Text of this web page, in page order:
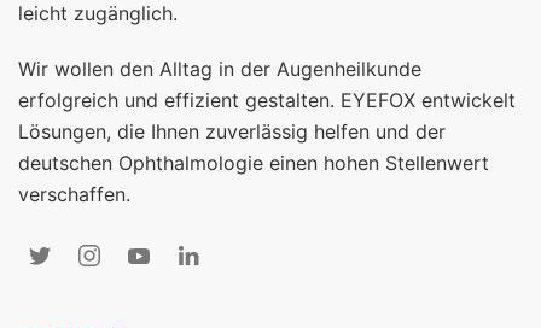
leicht zugänglich.
Wir wollen den Alltag in der Augenheilkunde
erfolgreich und effizient gestalten. EYEFOX entwickelt
Lösungen, die Ihnen zuverlässig helfen und der
deutschen Ophthalmologie einen hohen Stellenwert
verschaffen.